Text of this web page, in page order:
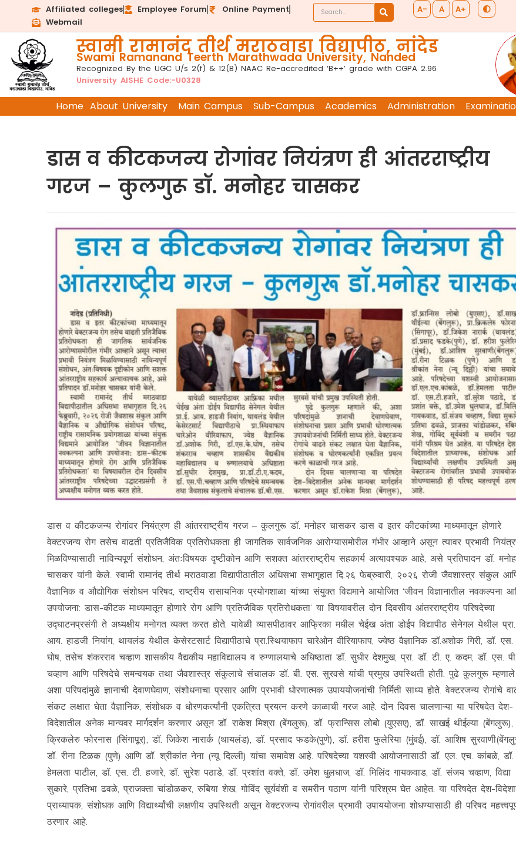
Affiliated colleges Employee Forum
Online Payment
Webmail
A- A A+
स्वामी रामानंद तीर्थ मराठवाडा विद्यापीठ, नांदेड
Swami Ramanand Teerth Marathwada University, Nanded
Recognized By the UGC U/s 2(f) & 12(B) NAAC Re-accredited ‘B++’ grade with CGPA 2.96
University AISHE Code:-U0328
Home About University Main Campus Sub-Campus Academics Administration
डास व कीटकजन्य रोगांवर नियंत्रण ही आंतरराष्ट्रीय
गरज – कुलगुरू डॉ. मनोहर चासकर
डास व कीटकजन्य रोगांवर नियंत्रण ही आंतरराष्ट्रीय गरज – कुलगुरू डॉ. मनोहर चासकर डास व इतर कीटकांच्या माध्यमातून होणारे
वेक्टरजन्य रोग तसेच वाढती प्रतिजैविक प्रतिरोधकता ही जागतिक सार्वजनिक आरोग्यासमोरील गंभीर आव्हाने असून त्यावर प्रभावी
मिळविण्यासाठी नाविन्यपूर्ण संशोधन, अंतःविषयक दृष्टीकोन आणि सशक्त आंतरराष्ट्रीय सहकार्य अत्यावश्यक आहे, असे प्रतिपादन डॉ.
चासकर यांनी केले. स्वामी रामानंद तीर्थ मराठवाडा विद्यापीठातील अधिसभा सभागृहात दि.२६ फेब्रुवारी, २०२६ रोजी जैवशास्त्र संकुल
वैज्ञानिक व औद्योगिक संशोधन परिषद, राष्ट्रीय रासायनिक प्रयोगशाळा यांच्या संयुक्त विद्यमाने आयोजित ‘जीवन विज्ञानातील नवकल्पना
उपयोजना: डास-कीटक माध्यमातून होणारे रोग आणि प्रतिजैविक प्रतिरोधकता’ या विषयावरील दोन दिवसीय आंतरराष्ट्रीय परिषदेच्या
उद्घाटनप्रसंगी ते अध्यक्षीय मनोगत व्यक्त करत होते. यावेळी व्यासपीठावर आफ्रिका मधील चेईख अंता डोईप विद्यापीठ सेनेगल येथील
आय. हाडजी नियांग, थायलंड येथील केसेरटसार्ट विद्यापीठाचे प्रा.स्थियाफाप चारेओन वीरियाफाप, ज्येष्ठ वैज्ञानिक डॉ.अशोक गिरी, डॉ.
घोष, तसेच शंकरराव चव्हाण शासकीय वैद्यकीय महाविद्यालय व रुग्णालयाचे अधिष्ठाता डॉ. सुधीर देशमुख, प्रा. डॉ. टी. ए. कदम, डॉ. एस. पी.
चव्हाण आणि परिषदेचे समन्वयक तथा जैवशास्त्र संकुलाचे संचालक डॉ. बी. एस. सुरवसे यांची प्रमुख उपस्थिती होती. पुढे कुलगुरू
अशा परिषदांमुळे ज्ञानाची देवाणघेवाण, संशोधनाचा प्रसार आणि प्रभावी धोरणात्मक उपाययोजनांची निर्मिती साध्य होते. वेक्टरजन्य रोगांचे
संकट लक्षात घेता वैज्ञानिक, संशोधक व धोरणकर्त्यांनी एकत्रित प्रयत्न करणे काळाची गरज आहे. दोन दिवस चालणाऱ्या या परिषदेत देश-
विदेशातील अनेक मान्यवर मार्गदर्शन करणार असून डॉ. राकेश मिश्रा (बेंगलुरू), डॉ. फ्रान्सिस लोबो (युएसए), डॉ. साखई थीईल्या (बेंगलुरू),
क्रिकलेरु फोरनास (सिंगापूर), डॉ. जिकेश नारार्क (थायलंड), डॉ. प्रसाद फडके(पुणे), डॉ. हरीश फुलेरिया (मुंबई), डॉ. आशिष
डॉ. रीना टिळक (पुणे) आणि डॉ. श्रीकांत नेना (न्यू दिल्ली) यांचा समावेश आहे. परिषदेच्या यशस्वी आयोजनासाठी डॉ. एल. एच. कांबळे, डॉ.
हेमलता पाटील, डॉ. एस. टी. हजारे, डॉ. सुरेश पठाडे, डॉ. प्रशांत वक्ते, डॉ. उमेश धुलधाज, डॉ. मिलिंद गायकवाड, डॉ. संजय चव्हाण, विद्या
सुकारे, प्रतिभा ढवळे, प्राजक्ता चांडोळकर, रुबिया शेख, गोविंद सूर्यवंशी व समरीन पठाण यांनी परिश्रम घेत आहेत. या परिषदेत देश-
प्राध्यापक, संशोधक आणि विद्यार्थ्यांची लक्षणीय उपस्थिती असून वेक्टरजन्य रोगांवरील प्रभावी उपाययोजना शोधण्यासाठी ही परिषद
ठरणार आहे.